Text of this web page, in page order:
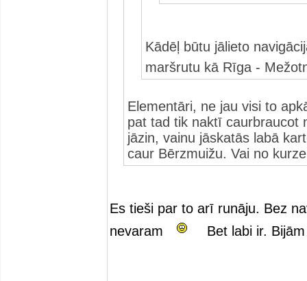
Kādēļ būtu jālieto
maršrutu kā Rīga -
Elementāri, ne jau visi to
pat tad tik naktī caurbraucot
jāzin, vainu jāskatās labā
caur Bērzmuižu. Vai no
Es tieši par to arī runāju. Bez
nevaram
Bet labi ir.